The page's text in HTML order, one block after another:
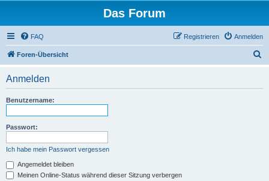
Das Forum
FAQ Anmelden
Registrieren
Foren-Übersicht
Anmelden
Benutzername:
Passwort:
Ich habe mein Passwort vergessen
Angemeldet bleiben
Meinen Online-Status während dieser Sitzung verbergen